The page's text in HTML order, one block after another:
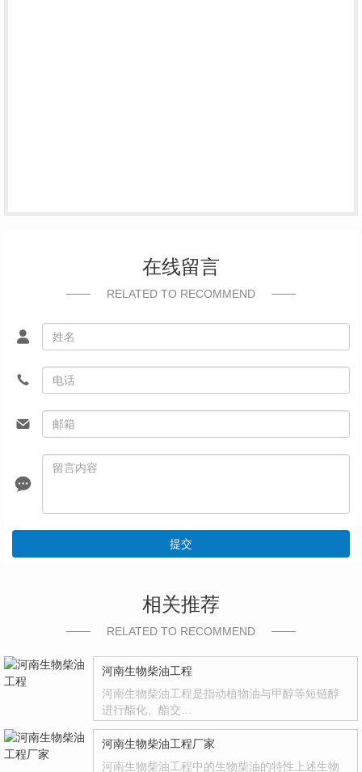
在线留言
RELATED TO RECOMMEND
提交
相关推荐
RELATED TO RECOMMEND
河南生物柴油工程
河南生物柴油工程是指动植物油与甲醇等短链醇
进行酯化、酯交…
河南生物柴油工程厂家
河南生物柴油工程中的生物柴油的特性上述生物